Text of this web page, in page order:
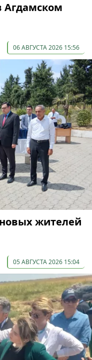
Агдамском
06 АВГУСТА 2026 15:56
жителей
05 АВГУСТА 2026 15:04